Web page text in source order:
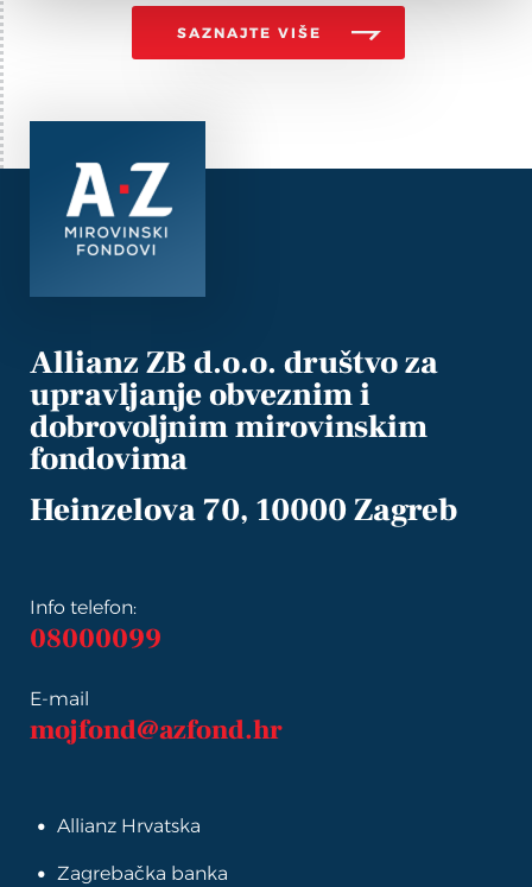
SAZNAJTE VIŠE
Allianz ZB d.o.o. društvo za
upravljanje obveznim i
dobrovoljnim mirovinskim
fondovima
Heinzelova 70, 10000 Zagreb
Info telefon:
08000099
E-mail
mojfond@azfond.hr
Allianz Hrvatska
Zagrebačka banka